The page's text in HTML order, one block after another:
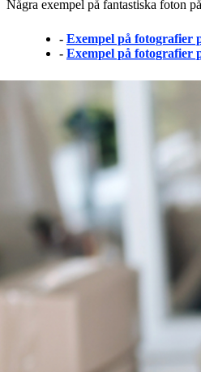
Några exempel på fantastiska foton
- Exempel på fotografier
- Exempel på fotografier